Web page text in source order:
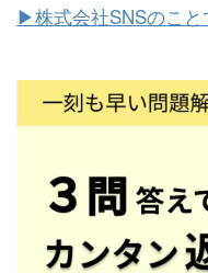
▶︎株式会社SNSのこと